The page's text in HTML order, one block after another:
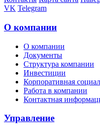
VK Telegram
О компании
О компании
Документы
Структура компании
Инвестиции
Корпоративная
Работа в компании
Контактная
Управление